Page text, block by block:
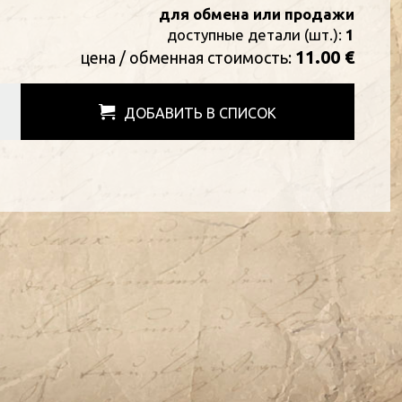
для обмена или продажи
доступные детали (шт.): 1
цена / oбменная стоимость: 11.00 €
ДОБАВИТЬ В СПИСОК